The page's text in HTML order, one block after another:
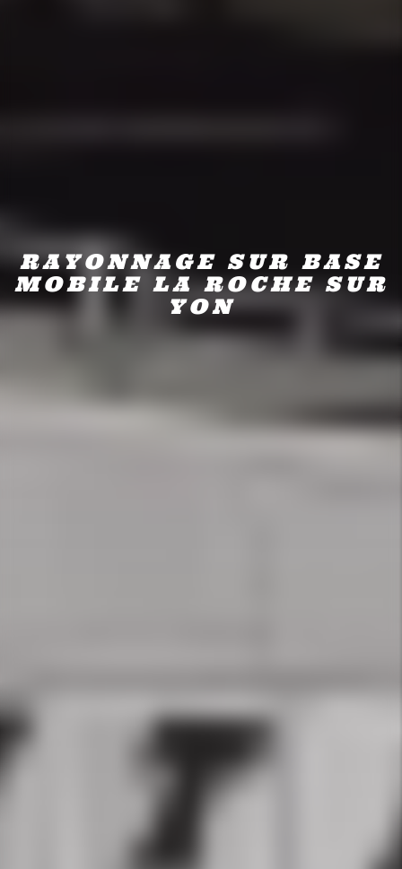
RAYONNAGE SUR BASE
MOBILE LA ROCHE SUR
YON